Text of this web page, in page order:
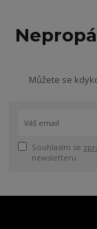
Můžete se
Souhlasím se
newsletteru.